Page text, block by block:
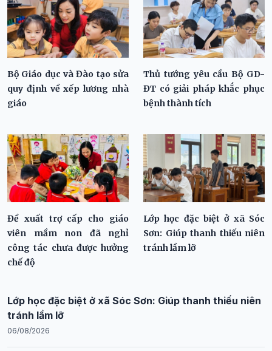
Bộ Giáo dục và Đào tạo sửa
quy định về xếp lương nhà
giáo
Thủ tướng yêu cầu Bộ GD-
ĐT có giải pháp khắc phục
bệnh thành tích
Đề xuất trợ cấp cho giáo
viên mầm non đã nghỉ
công tác chưa được hưởng
chế độ
Lớp học đặc biệt ở xã Sóc
Sơn: Giúp thanh thiếu niên
tránh lầm lỡ
Lớp học đặc biệt ở xã Sóc Sơn: Giúp thanh thiếu niên
tránh lầm lỡ
06/08/2026